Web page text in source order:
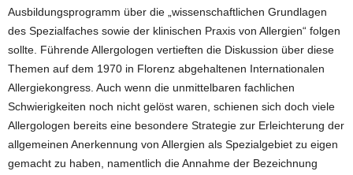
Ausbildungsprogramm über die „wissenschaftlichen Grundlagen
des Spezialfaches sowie der klinischen Praxis von Allergien“ folgen
sollte. Führende Allergologen vertieften die Diskussion über diese
Themen auf dem 1970 in Florenz abgehaltenen Internationalen
Allergiekongress. Auch wenn die unmittelbaren fachlichen
Schwierigkeiten noch nicht gelöst waren, schienen sich doch viele
Allergologen bereits eine besondere Strategie zur Erleichterung der
allgemeinen Anerkennung von Allergien als Spezialgebiet zu eigen
gemacht zu haben, namentlich die Annahme der Bezeichnung